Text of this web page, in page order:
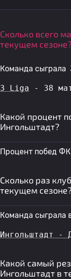
Сколько всего
текущем
Команда сыграла
3 Liga - 38
Какой процент
Ингольштадт?
Процент побед ФК
Сколько раз
текущем
Команда сыграла
Ингольштадт -
Какой самый
Ингольштадт в